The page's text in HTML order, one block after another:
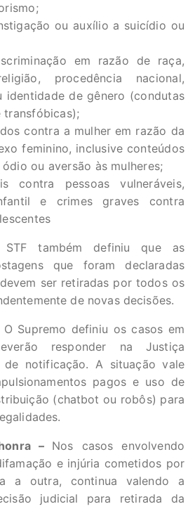
ou auxílio a suicídio ou
em razão de raça,
procedência nacional,
identidade de gênero (condutas
transfóbicas);
contra a mulher em razão da
feminino, inclusive conteúdos
ou aversão às mulheres;
contra pessoas vulneráveis,
e crimes graves contra
também definiu que as
que foram declaradas
ser retiradas por todos os
de novas decisões.
Supremo definiu os casos em
responder na Justiça
de notificação. A situação vale
pagos e uso de
(chatbot ou robôs) para
– Nos casos envolvendo
e injúria cometidos por
a outra, continua valendo a
judicial para retirada da